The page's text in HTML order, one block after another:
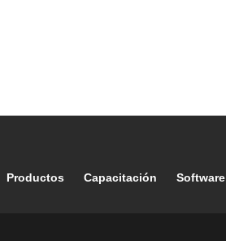
Footer main navigation
Productos Capacitación Software